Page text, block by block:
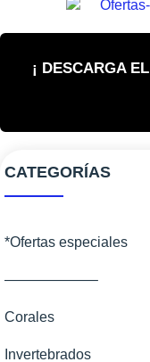
¡ DESCARGA EL
CATEGORÍAS
*Ofertas especiales
——————–
Corales
Corales Blandos
Invertebrados